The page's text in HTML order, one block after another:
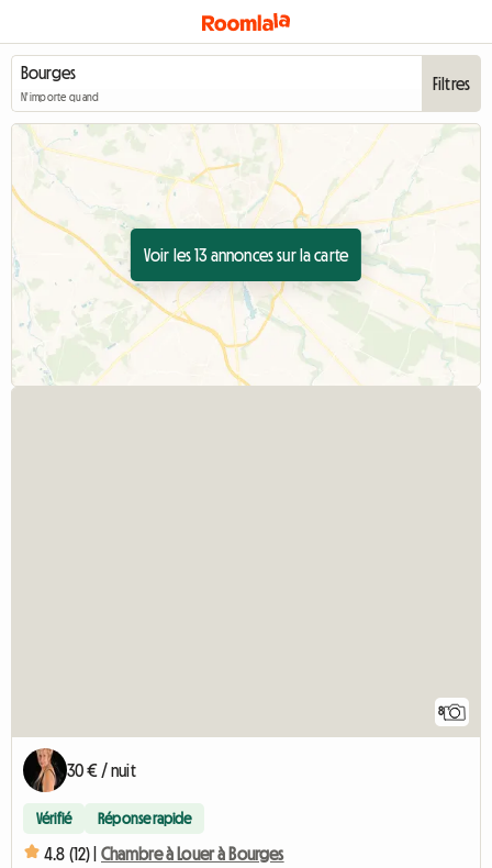
N'importe quand
Filtres
Voir les 13 annonces sur la carte
8
30 € / nuit
Vérifié Réponse rapide
4.8 (12) | Chambre à Louer à Bourges